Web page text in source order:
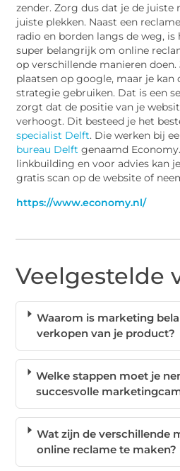
zender. Zorg dus dat je de juiste
juiste plekken. Naast een
radio en borden langs de weg,
super belangrijk om online
op verschillende manieren doen.
plaatsen op google, maar je
strategie gebruiken. Dat is een
zorgt dat de positie van je
verhoogt. Dit besteed je het
specialist Delft. Die werken bij
bureau Delft genaamd
linkbuilding en voor advies kan
gratis scan op de website of
https://www.economy.nl/
Veelgestelde
Waarom is marketing
verkopen van je product?
Welke stappen moet je
succesvolle
Wat zijn de verschillende
online reclame te maken?